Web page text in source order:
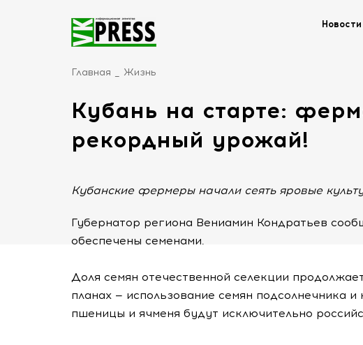
Новости
Главная Жизнь
Кубань на старте:
рекордный урожай!
Кубанские фермеры начали сеять яровые
Губернатор региона Вениамин Кондратьев
обеспечены семенами.
Доля семян отечественной селекции
планах — использование семян подсолнечника
пшеницы и ячменя будут исключительно